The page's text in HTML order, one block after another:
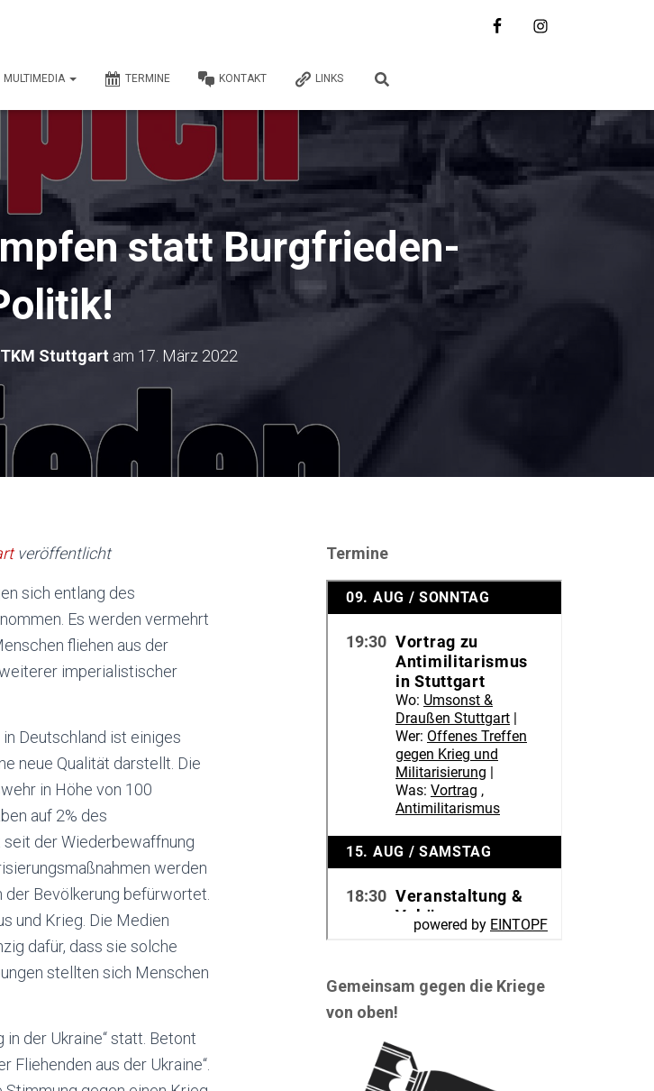
MULTIMEDIA TERMINE KONTAKT LINKS
statt Burgfrieden-
Stuttgart am 17. März 2022
veröffentlicht
sich entlang des
Es werden vermehrt
fliehen aus der
weiterer imperialistischer
Deutschland ist einiges
neue Qualität darstellt. Die
in Höhe von 100
auf 2% des
der Wiederbewaffnung
werden
Bevölkerung befürwortet.
und Krieg. Die Medien
dafür, dass sie solche
stellten sich Menschen
der Ukraine“ statt. Betont
Fliehenden aus der Ukraine“.
Termine
Gemeinsam gegen die Kriege
von oben!